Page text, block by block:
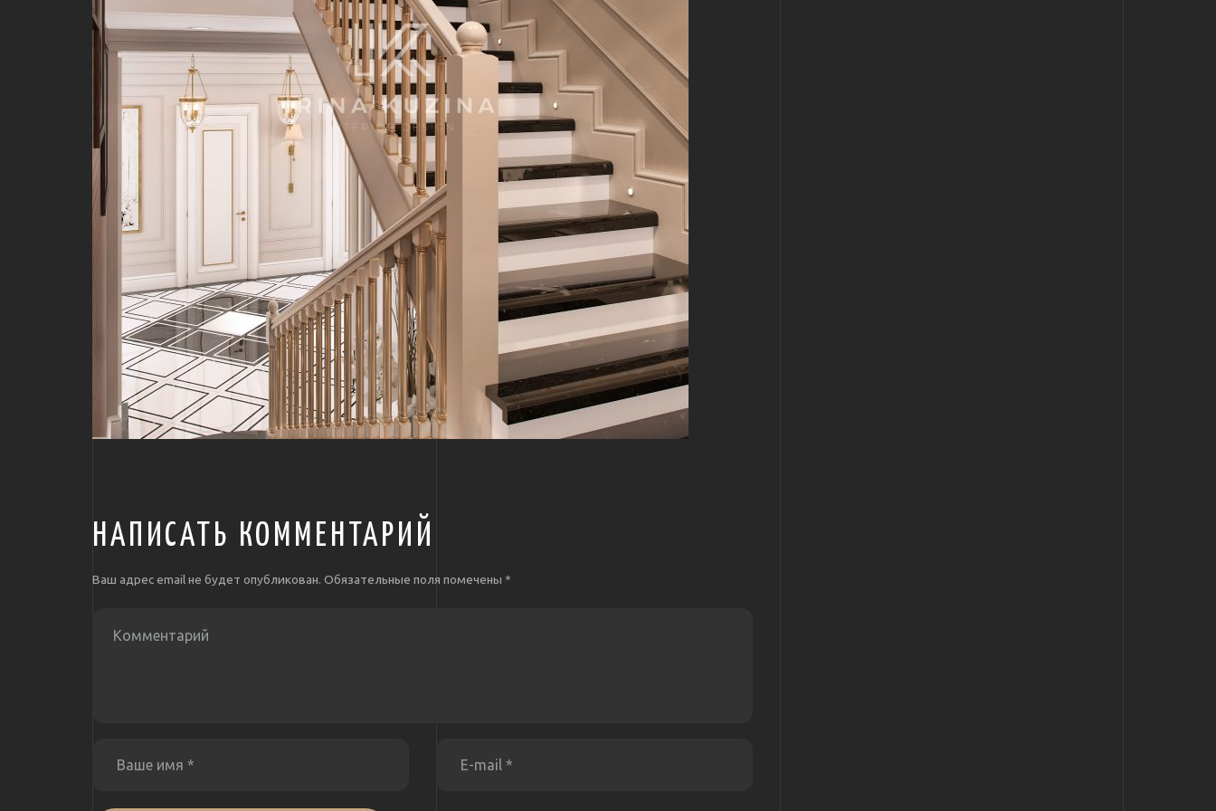
НАПИСАТЬ КОММЕНТАРИЙ
Ваш адрес email не будет опубликован. Обязательные поля помечены *